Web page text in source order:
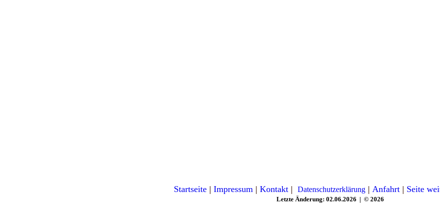
Startseite | Impressum | Kontakt | Datenschutzerklärung | Anfahrt | Seite
Letzte Änderung: 02.06.2026 | © 2026